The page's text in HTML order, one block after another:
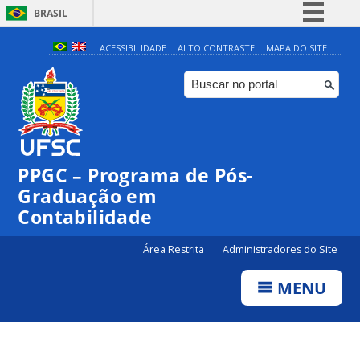
BRASIL
Simplifique!
Comunica BR
Participe
Canais
ACESSIBILIDADE ALTO CONTRASTE MAPA DO SITE
PPGC – Programa de Pós-
Graduação em
Contabilidade
Área Restrita Administradores do Site
MENU